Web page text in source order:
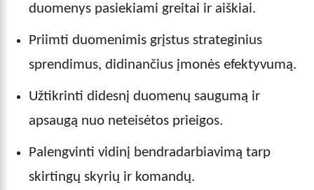
duomenys pasiekiami greitai ir aiškiai.
Priimti duomenimis grįstus strateginius
sprendimus, didinančius įmonės efektyvumą.
Užtikrinti didesnį duomenų saugumą ir
apsaugą nuo neteisėtos prieigos.
Palengvinti vidinį bendradarbiavimą tarp
skirtingų skyrių ir komandų.